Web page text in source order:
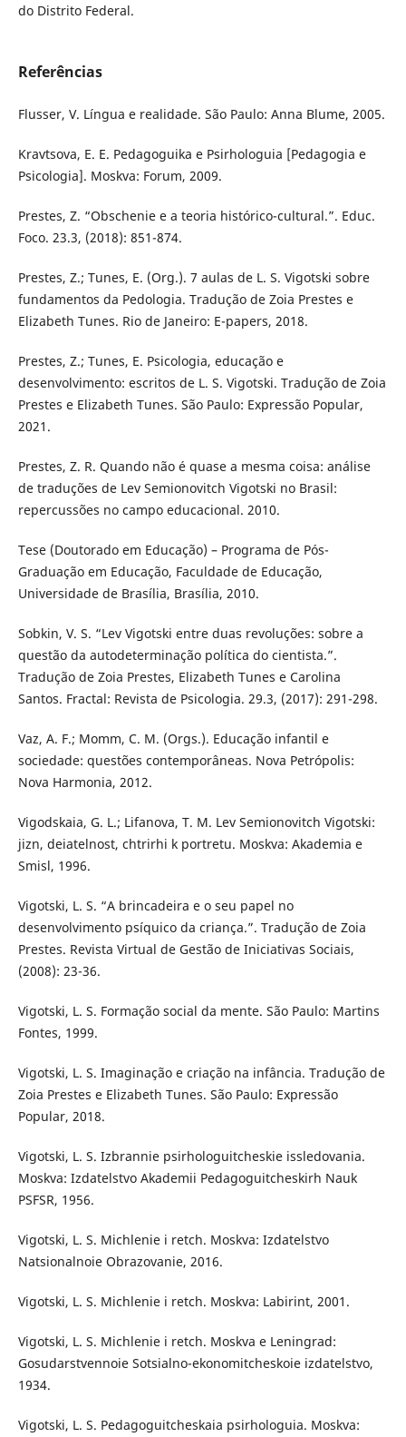
do Distrito Federal.
Referências
Flusser, V. Língua e realidade. São Paulo: Anna Blume, 2005.
Kravtsova, E. E. Pedagoguika e Psirhologuia [Pedagogia e
Psicologia]. Moskva: Forum, 2009.
Prestes, Z. “Obschenie e a teoria histórico-cultural.”. Educ.
Foco. 23.3, (2018): 851-874.
Prestes, Z.; Tunes, E. (Org.). 7 aulas de L. S. Vigotski sobre
fundamentos da Pedologia. Tradução de Zoia Prestes e
Elizabeth Tunes. Rio de Janeiro: E-papers, 2018.
Prestes, Z.; Tunes, E. Psicologia, educação e
desenvolvimento: escritos de L. S. Vigotski. Tradução de Zoia
Prestes e Elizabeth Tunes. São Paulo: Expressão Popular,
2021.
Prestes, Z. R. Quando não é quase a mesma coisa: análise
de traduções de Lev Semionovitch Vigotski no Brasil:
repercussões no campo educacional. 2010.
Tese (Doutorado em Educação) – Programa de Pós-
Graduação em Educação, Faculdade de Educação,
Universidade de Brasília, Brasília, 2010.
Sobkin, V. S. “Lev Vigotski entre duas revoluções: sobre a
questão da autodeterminação política do cientista.”.
Tradução de Zoia Prestes, Elizabeth Tunes e Carolina
Santos. Fractal: Revista de Psicologia. 29.3, (2017): 291-298.
Vaz, A. F.; Momm, C. M. (Orgs.). Educação infantil e
sociedade: questões contemporâneas. Nova Petrópolis:
Nova Harmonia, 2012.
Vigodskaia, G. L.; Lifanova, T. M. Lev Semionovitch Vigotski:
jizn, deiatelnost, chtrirhi k portretu. Moskva: Akademia e
Smisl, 1996.
Vigotski, L. S. “A brincadeira e o seu papel no
desenvolvimento psíquico da criança.”. Tradução de Zoia
Prestes. Revista Virtual de Gestão de Iniciativas Sociais,
(2008): 23-36.
Vigotski, L. S. Formação social da mente. São Paulo: Martins
Fontes, 1999.
Vigotski, L. S. Imaginação e criação na infância. Tradução de
Zoia Prestes e Elizabeth Tunes. São Paulo: Expressão
Popular, 2018.
Vigotski, L. S. Izbrannie psirhologuitcheskie issledovania.
Moskva: Izdatelstvo Akademii Pedagoguitcheskirh Nauk
PSFSR, 1956.
Vigotski, L. S. Michlenie i retch. Moskva: Izdatelstvo
Natsionalnoie Obrazovanie, 2016.
Vigotski, L. S. Michlenie i retch. Moskva: Labirint, 2001.
Vigotski, L. S. Michlenie i retch. Moskva e Leningrad:
Gosudarstvennoie Sotsialno-ekonomitcheskoie izdatelstvo,
1934.
Vigotski, L. S. Pedagoguitcheskaia psirhologuia. Moskva: